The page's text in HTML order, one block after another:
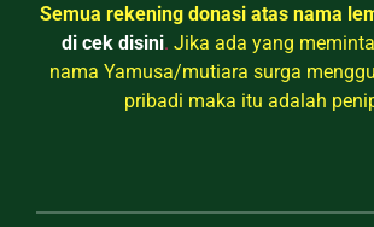
Semua rekening donasi atas nama
di cek disini. Jika ada yang
nama Yamusa/mutiara surga
pribadi maka itu adalah